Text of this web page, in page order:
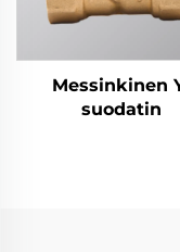
Messinkinen
suodatin